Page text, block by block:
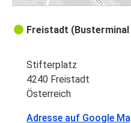
Freistadt
Stifterplatz
4240 Freistadt
Österreich
Adresse auf Google